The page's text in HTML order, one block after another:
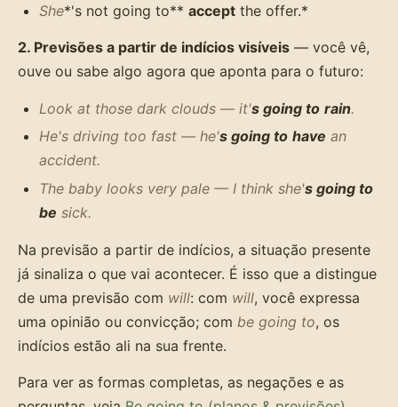
She*'s not going to** accept the offer.*
2. Previsões a partir de indícios visíveis — você vê,
ouve ou sabe algo agora que aponta para o futuro:
Look at those dark clouds — it's going to rain.
He's driving too fast — he's going to have an
accident.
The baby looks very pale — I think she's going to
be sick.
Na previsão a partir de indícios, a situação presente
já sinaliza o que vai acontecer. É isso que a distingue
de uma previsão com will: com will, você expressa
uma opinião ou convicção; com be going to, os
indícios estão ali na sua frente.
Para ver as formas completas, as negações e as